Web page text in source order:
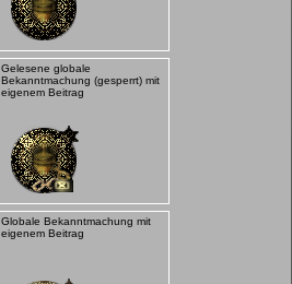
Gelesene globale
Bekanntmachung (gesperrt) mit
eigenem Beitrag
Globale Bekanntmachung mit
eigenem Beitrag